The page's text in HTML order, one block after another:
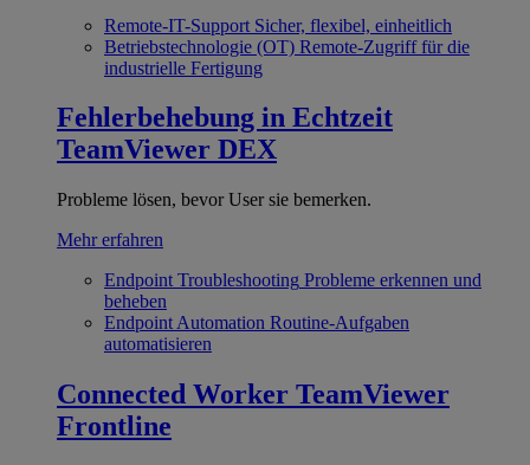
Remote-IT-Support Sicher, flexibel, einheitlich
Betriebstechnologie (OT) Remote-Zugriff für die
industrielle Fertigung
Fehlerbehebung in Echtzeit
TeamViewer DEX
Probleme lösen, bevor User sie bemerken.
Mehr erfahren
Endpoint Troubleshooting Probleme erkennen und
beheben
Endpoint Automation Routine-Aufgaben
automatisieren
Connected Worker TeamViewer
Frontline